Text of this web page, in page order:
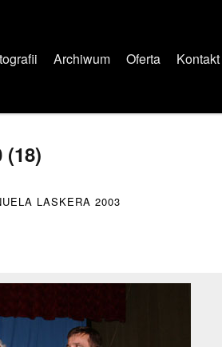
Archiwum Oferta Kontakt
(18)
LASKERA 2003